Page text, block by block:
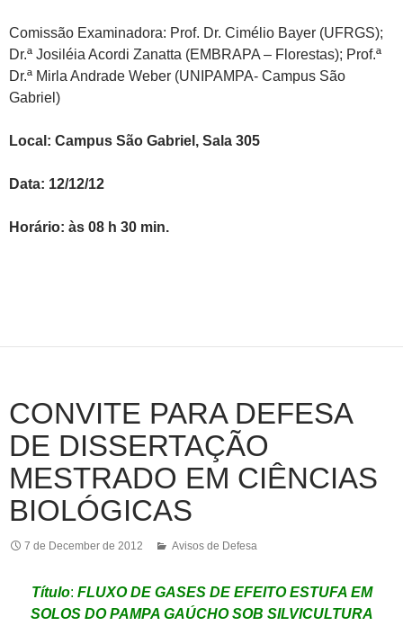
Comissão Examinadora: Prof. Dr. Cimélio Bayer (UFRGS);
Dr.ª Josiléia Acordi Zanatta (EMBRAPA – Florestas); Prof.ª
Dr.ª Mirla Andrade Weber (UNIPAMPA- Campus São
Gabriel)
Local: Campus São Gabriel, Sala 305
Data: 12/12/12
Horário: às 08 h 30 min.
CONVITE PARA DEFESA
DE DISSERTAÇÃO
MESTRADO EM CIÊNCIAS
BIOLÓGICAS
7 de December de 2012 Avisos de Defesa
Título: FLUXO DE GASES DE EFEITO ESTUFA EM
SOLOS DO PAMPA GAÚCHO SOB SILVICULTURA